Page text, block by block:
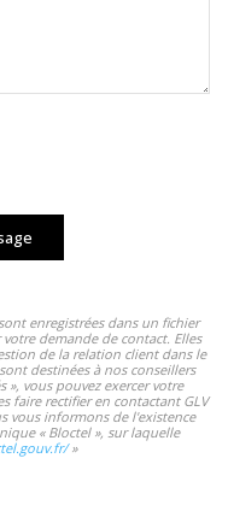
enregistrées dans un fichier
demande de contact. Elles
de la relation client dans le
destinées à nos conseillers
vous pouvez exercer votre
faire rectifier en contactant GLV
vous informons de l'existence
« Bloctel », sur laquelle
»